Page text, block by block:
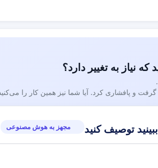
محترم کمیسیون بهداشت، درمان و
محترم جمعیت مامایی ایران، جهت
اداره مامایی وزارت بهداشت ، جهت
نیاز به تغییر دارد؟
و پافشاری کرد. آیا شما نیز همین کار را
توصیف کنید مجهز به هوش مصنوعی